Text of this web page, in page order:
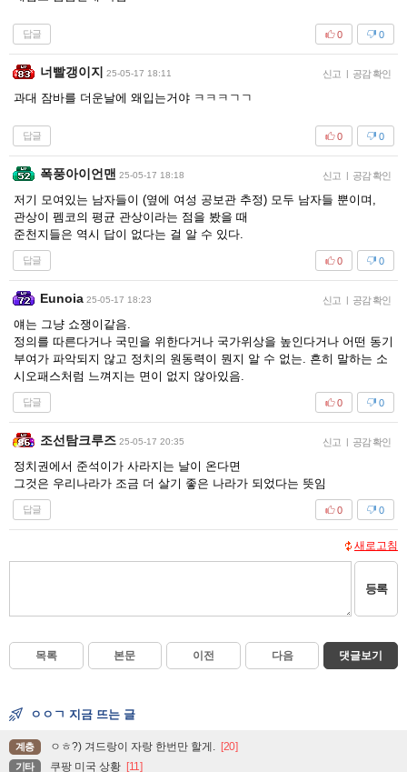
답글 0
0
너빨갱이지 25-05-17 18:11 신고 | 공감 확인
과대 잠바를 더운날에 왜입는거야 ㅋㅋㅋㄱㄱ
답글 0
0
폭풍아이언맨 25-05-17 18:18 신고 | 공감 확인
저기 모여있는 남자들이 (옆에 여성 공보관 추정) 모두 남자들 뿐이며,
관상이 펨코의 평균 관상이라는 점을 봤을 때
준천지들은 역시 답이 없다는 걸 알 수 있다.
답글 0
0
Eunoia 25-05-17 18:23 신고 | 공감 확인
얘는 그냥 쇼쟁이같음.
정의를 따른다거나 국민을 위한다거나 국가위상을 높인다거나 어떤 동기
부여가 파악되지 않고 정치의 원동력이 뭔지 알 수 없는. 흔히 말하는 소
시오패스처럼 느껴지는 면이 없지 않아있음.
답글 0
0
조선탐크루즈 25-05-17 20:35 신고 | 공감 확인
정치권에서 준석이가 사라지는 날이 온다면
그것은 우리나라가 조금 더 살기 좋은 나라가 되었다는 뜻임
답글 0
0
새로고침
등록
목록 본문 이전 다음 댓글보기
ㅇㅇㄱ 지금 뜨는 글
계층 ㅇㅎ?) 겨드랑이 자랑 한번만 할게. [20]
기타 쿠팡 미국 상황 [11]